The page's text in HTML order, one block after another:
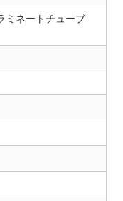
ミネートチューブ